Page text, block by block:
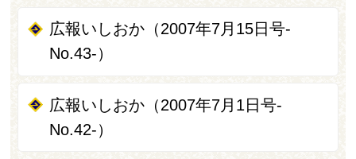
広報いしおか（2007年7月15日号-
No.43-）
広報いしおか（2007年7月1日号-
No.42-）